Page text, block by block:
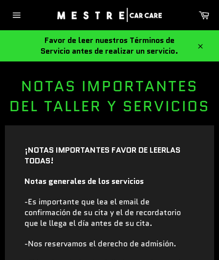
directamente
Favor de leer nuestros Términos de
Servicio antes de realizar un servicio.
NOTAS IMPORTANTES
DEL TALLER Y SERVICIOS
¡NOTAS IMPORTANTES FAVOR DE LEERLAS
TODAS!
Notas generales de los servicios
-Es importante que lea el email de
confirmación de su cita y el de recordatorio
que le llega el día antes de su cita.
-Nos reservamos el derecho de admisión.